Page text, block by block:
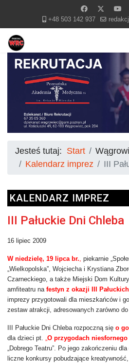
+48 503 142 937
Jesteś tutaj: Start
Kalendarz imprez
III
KALENDARZ IMPREZ
III Pałuckie Dni Chleba
16 lipiec 2009
W niedzielę, 19 lipca br. piekarnie
„Wielkopolska”, Wojciecha i Krystiana
Czarneckiego, a także Miejski Dom
amfiteatru na festyn z okazji III
imprezy przygotowali dla mieszkańców i
zestaw atrakcji, adresowanych zarówno
III Pałuckie Dni Chleba rozpoczną się o
dla dzieci pt.
O przygodach niesfornego
„Dobrego Teatru”. Po jego zakończeniu
liczne konkursy pobudzające